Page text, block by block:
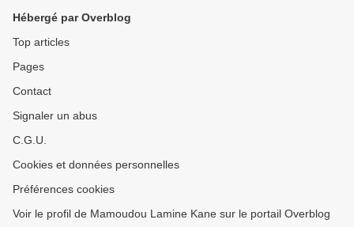
Hébergé par Overblog
Top articles
Pages
Contact
Signaler un abus
C.G.U.
Cookies et données personnelles
Préférences cookies
Voir le profil de Mamoudou Lamine Kane sur le portail Overblog